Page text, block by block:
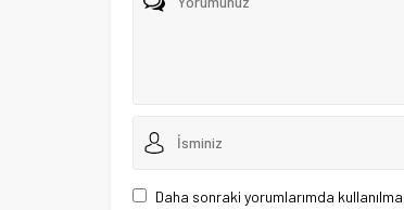
Daha sonraki yorumlarımda